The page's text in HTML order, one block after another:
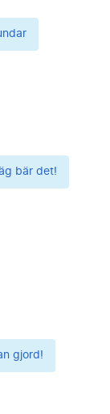
bär det!
gjord!